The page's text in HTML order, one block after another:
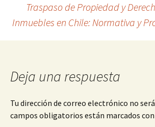
de
entradas
Traspaso de Propiedad y
Inmuebles en Chile: Normativa y
Deja una respuesta
Tu dirección de correo electrónico no
campos obligatorios están marcados con